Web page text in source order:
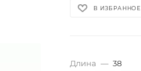
В ИЗБРАННОЕ
Длина — 38